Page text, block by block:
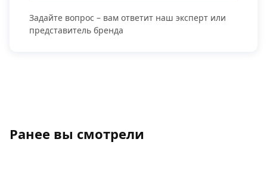
Задайте вопрос – вам ответит наш эксперт или
представитель бренда
Ранее вы смотрели